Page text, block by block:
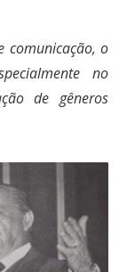
comunicação, o
no
de gêneros